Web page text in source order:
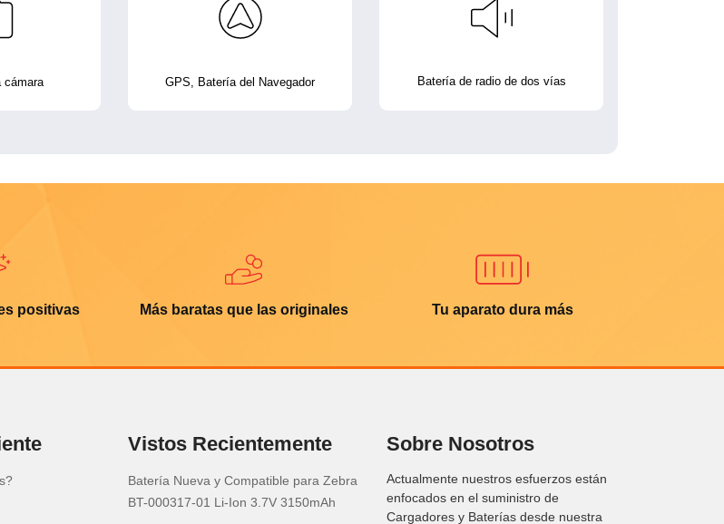
cámara GPS, Batería del Navegador Batería de radio de dos vías
positivas Más baratas que las originales Tu aparato dura más
Vistos Recientemente
Batería Nueva y Compatible para Zebra
BT-000317-01 Li-Ion 3.7V 3150mAh
Sobre Nosotros
Actualmente nuestros esfuerzos están
enfocados en el suministro de
Cargadores y Baterías desde nuestra